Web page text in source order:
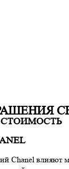
Chanelвлияют